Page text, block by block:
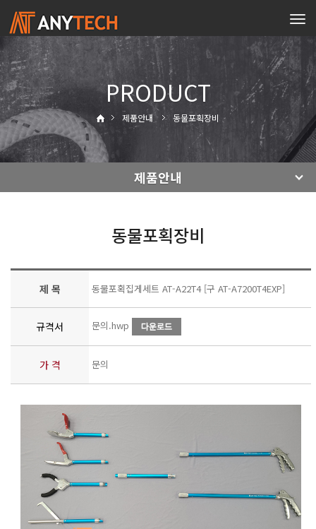
PRODUCT
제품안내 동물포획장비
제품안내
동물포획장비
제 목 동물포획집게세트 AT-A22T4 [구 AT-A7200T4EXP]
규격서 문의.hwp
가 격 문의